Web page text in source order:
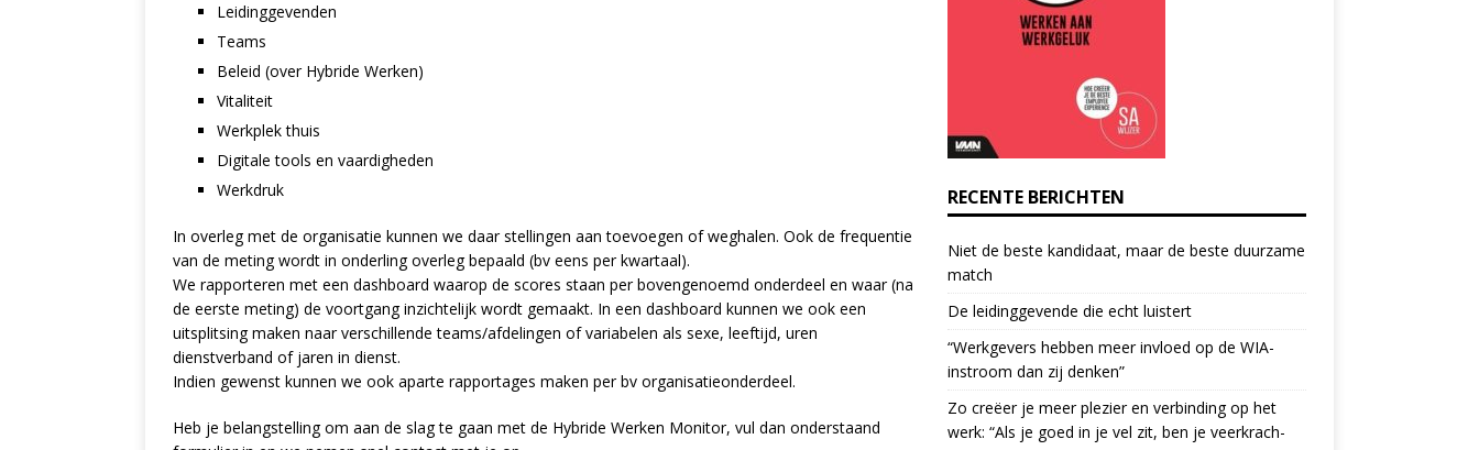
Leidinggevenden
Teams
Beleid (over Hybride Werken)
Vitaliteit
Werkplek thuis
Digitale tools en vaardigheden
Werkdruk
In overleg met de organisatie kunnen we daar stellingen aan toevoegen of weghalen. Ook de frequentie
van de meting wordt in onderling overleg bepaald (bv eens per kwartaal).
We rapporteren met een dashboard waarop de scores staan per bovengenoemd onderdeel en waar (na
de eerste meting) de voortgang inzichtelijk wordt gemaakt. In een dashboard kunnen we ook een
uitsplitsing maken naar verschillende teams/afdelingen of variabelen als sexe, leeftijd, uren
dienstverband of jaren in dienst.
Indien gewenst kunnen we ook aparte rapportages maken per bv organisatieonderdeel.
Heb je belangstelling om aan de slag te gaan met de Hybride Werken Monitor, vul dan onderstaand
.
P
l
e
a
s
e
l
e
a
v
RECENTE BERICHTEN
Niet de beste kandidaat, maar de beste duurzame
match
De leidinggevende die echt luistert
“Werkgevers hebben meer invloed op de WIA-
instroom dan zij denken”
Zo creëer je meer plezier en verbinding op het
werk: “Als je goed in je vel zit, ben je veerkrach­